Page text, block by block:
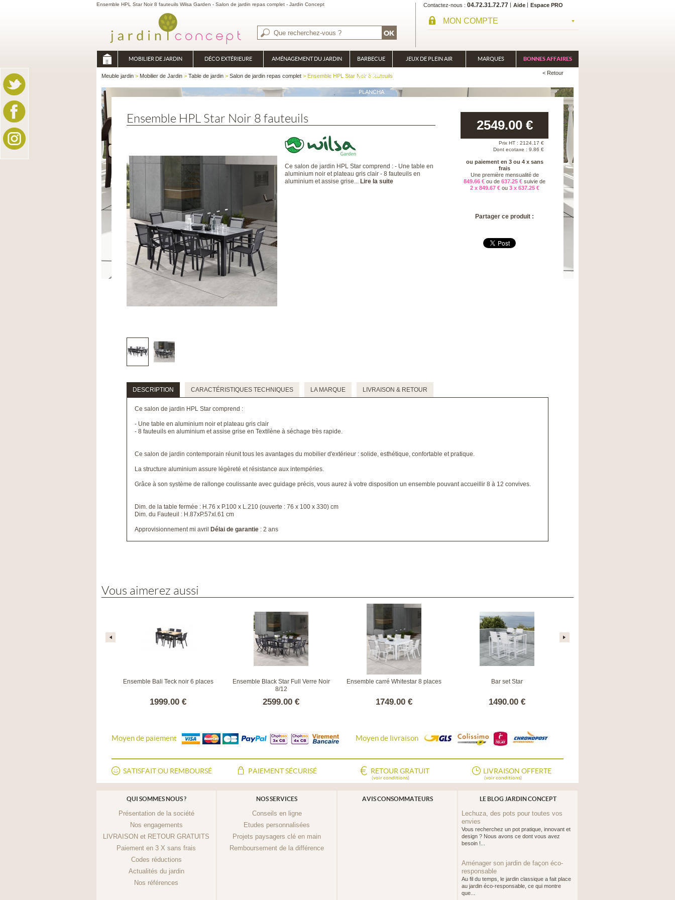
Ensemble HPL Star Noir 8 fauteuils Wilsa Garden - Salon de jardin repas complet - Jardin Concept Contactez-nous 04.72.31.72.77 Aide Espace PRO
MON COMPTE
MOBILIER DE JARDIN DÉCO EXTÉRIEURE AMÉNAGEMENT DU JARDIN BARBECUE
BRASÉRO
PLANCHA
JEUX DE PLEIN AIR MARQUES BONNES AFFAIRES
Meuble jardin > Mobilier de Jardin > Table de jardin > Salon de jardin repas complet > Ensemble HPL Star Noir 8 fauteuils < Retour
Ensemble HPL Star Noir 8 fauteuils
Ce salon de jardin HPL Star comprend : - Une table en
aluminium noir et plateau gris clair - 8 fauteuils en
aluminium et assise grise... Lire la suite
2549.00 €
Prix HT : 2124.17 €
Dont ecotaxe : 9.86 €
ou paiement en 3 ou 4 x sans
frais
Une première mensualité de
849.66 € ou de 637.25 € suivie de
2 x 849.67 € ou 3 x 637.25 €
Partager ce produit :
DESCRIPTION CARACTÉRISTIQUES TECHNIQUES LA MARQUE LIVRAISON & RETOUR
Ce salon de jardin HPL Star comprend :
- Une table en aluminium noir et plateau gris clair
- 8 fauteuils en aluminium et assise grise en Textilène à séchage très rapide.
Ce salon de jardin contemporain réunit tous les avantages du mobilier d'extérieur : solide, esthétique, confortable et pratique.
La structure aluminium assure légèreté et résistance aux intempéries.
Grâce à son système de rallonge coulissante avec guidage précis, vous aurez à votre disposition un ensemble pouvant accueillir 8 à 12 convives.
Dim. de la table fermée : H.76 x P.100 x L.210 (ouverte : 76 x 100 x 330) cm
Dim. du Fauteuil : H.87xP.57xl.61 cm
Approvisionnement mi avril Délai de garantie : 2 ans
Vous aimerez aussi
Ensemble Bali Teck noir 6 places
1999.00 €
Ensemble Black Star Full Verre Noir
8/12
2599.00 €
Ensemble carré Whitestar 8 places
1749.00 €
Bar set Star
1490.00 €
Moyen de paiement Moyen de livraison
SATISFAIT OU REMBOURSÉ PAIEMENT SÉCURISÉ RETOUR GRATUIT
(voir conditions)
LIVRAISON OFFERTE
(voir conditions)
QUI SOMMES NOUS ?
Présentation de la société
Nos engagements
LIVRAISON et RETOUR GRATUITS
Paiement en 3 X sans frais
Codes réductions
Actualités du jardin
Nos références
NOS SERVICES
Conseils en ligne
Etudes personnalisées
Projets paysagers clé en main
Remboursement de la différence
AVIS CONSOMMATEURS LE BLOG JARDIN CONCEPT
Lechuza, des pots pour toutes vos
envies
Vous recherchez un pot pratique, innovant et
design ? Nous avons ce dont vous avez
besoin !...
Aménager son jardin de façon éco-
responsable
Au fil du temps, le jardin classique a fait place
au jardin éco-responsable, ce qui montre
que...